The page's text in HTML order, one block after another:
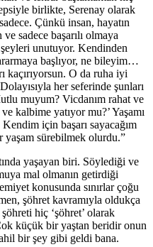
birlikte, Serenay olarak
Çünkü insan, hayatın
sadece başarılı olmaya
unutuyor. Kendinden
başlıyor, ne bileyim…
kaçırıyorsun. O da ruha iyi
her seferinde şunları
muyum? Vicdanım rahat ve
kalbime yatıyor mu?’ Yaşamı
için başarı sayacağım
yaşam sürebilmek olurdu.”
yaşayan biri. Söylediği ve
mal olmanın getirdiği
konusunda sınırlar çoğu
şöhret kavramıyla oldukça
hiç ‘şöhret’ olarak
küçük bir yaştan beridir onun
bir şey gibi geldi bana.